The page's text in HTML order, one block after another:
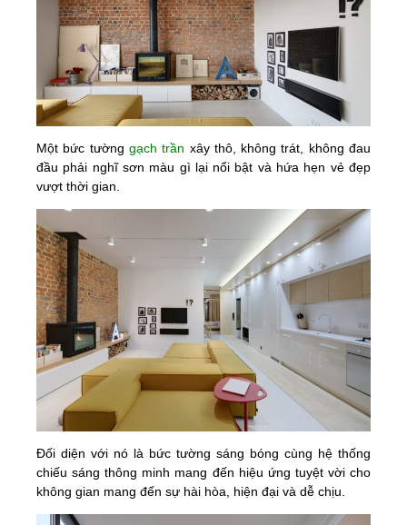
Một bức tường gạch trần xây thô, không trát, không đau
đầu phải nghĩ sơn màu gì lại nổi bật và hứa hẹn vẻ đẹp
vượt thời gian.
Đối diện với nó là bức tường sáng bóng cùng hệ thống
chiếu sáng thông minh mang đến hiệu ứng tuyệt vời cho
không gian mang đến sự hài hòa, hiện đại và dễ chịu.